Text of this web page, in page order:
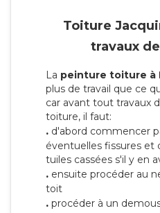
Toiture
travaux
La peinture toiture à
plus de travail que ce
car avant tout travaux
toiture, il faut:
. d'abord commencer
éventuelles fissures et
tuiles cassées s'il y en
. ensuite procéder au
toit
. procéder à un